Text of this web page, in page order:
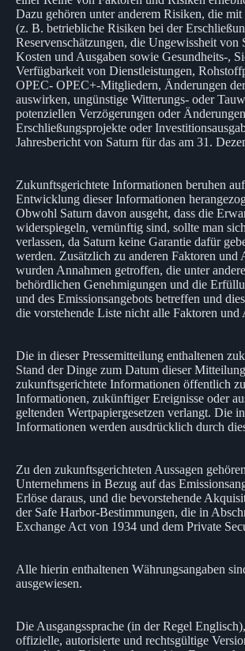
Dazu gehören unter anderem Risiken, die
(z. B. betriebliche Risiken bei der
Reservenschätzungen, die Ungewissheit
Kosten und Ausgaben sowie Gesundheits-,
Verfügbarkeit von Dienstleistungen,
OPEC- OPEC+-Mitgliedern, Änderungen
auswirken, ungünstige Witterungs- oder
potenziellen Verzögerungen oder
Erschließungsprojekte oder
Jahresbericht von Saturn für das am 31.
Zukunftsgerichtete Informationen beruhen
Entwicklung dieser Informationen
Obwohl Saturn davon ausgeht, dass die
widerspiegeln, vernünftig sind, sollte man
verlassen, da Saturn keine Garantie dafür
werden. Zusätzlich zu anderen Faktoren und
wurden Annahmen getroffen, die unter
behördlichen Genehmigungen und die
und des Emissionsangebots betreffen und
die vorstehende Liste nicht alle Faktoren
Die in dieser Pressemitteilung enthaltenen
Stand der Dinge zum Datum dieser
zukunftsgerichtete Informationen öffentlich
Informationen, zukünftiger Ereignisse oder
geltenden Wertpapiergesetzen verlangt. Die
Informationen werden ausdrücklich durch
Zu den zukunftsgerichteten Aussagen
Unternehmens in Bezug auf das
Erlöse daraus, und die bevorstehende
der Safe Harbor-Bestimmungen, die in
Exchange Act von 1934 und dem Private
Alle hierin enthaltenen Währungsangaben
ausgewiesen.
Die Ausgangssprache (in der Regel
offizielle, autorisierte und rechtsgültige